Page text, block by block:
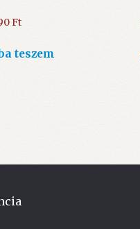
FtCurrent
is:
teszem